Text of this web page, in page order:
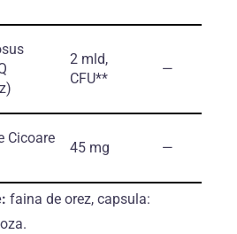
2 mld,
CFU**
―
Cicoare
45 mg ―
faina de orez, capsula: